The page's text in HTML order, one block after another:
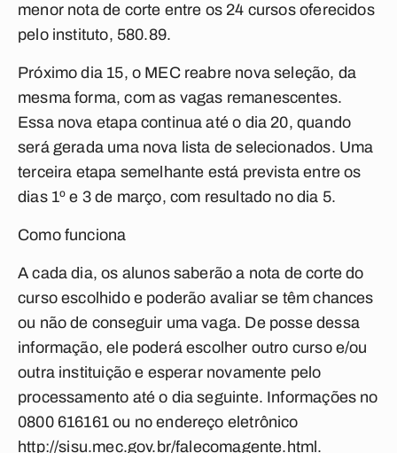
menor nota de corte entre os 24 cursos oferecidos
pelo instituto, 580.89.
Próximo dia 15, o MEC reabre nova seleção, da
mesma forma, com as vagas remanescentes.
Essa nova etapa continua até o dia 20, quando
será gerada uma nova lista de selecionados. Uma
terceira etapa semelhante está prevista entre os
dias 1º e 3 de março, com resultado no dia 5.
Como funciona
A cada dia, os alunos saberão a nota de corte do
curso escolhido e poderão avaliar se têm chances
ou não de conseguir uma vaga. De posse dessa
informação, ele poderá escolher outro curso e/ou
outra instituição e esperar novamente pelo
processamento até o dia seguinte. Informações no
0800 616161 ou no endereço eletrônico
http://sisu.mec.gov.br/falecomagente.html.